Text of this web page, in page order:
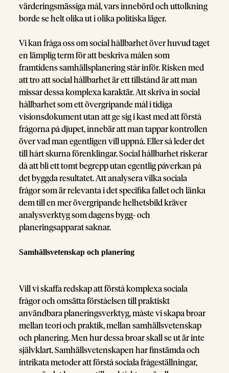
värderingsmässiga mål, vars innebörd och uttolkning
borde se helt olika ut i olika politiska läger.
Vi kan fråga oss om social hållbarhet över huvud taget
en lämplig term för att beskriva målen som
framtidens samhällsplanering står inför. Risken med
att tro att social hållbarhet är ett tillstånd är att man
missar dessa komplexa karaktär. Att skriva in social
hållbarhet som ett övergripande mål i tidiga
visionsdokument utan att ge sig i kast med att förstå
frågorna på djupet, innebär att man tappar kontrollen
över vad man egentligen vill uppnå. Eller så leder det
till hårt skurna förenklingar. Social hållbarhet riskerar
då att bli ett tomt begrepp utan egentlig påverkan på
det byggda resultatet. Att analysera vilka sociala
frågor som är relevanta i det specifika fallet och länka
dem till en mer övergripande helhetsbild kräver
analysverktyg som dagens bygg- och
planeringsapparat saknar.
Samhällsvetenskap och planering
Vill vi skaffa redskap att förstå komplexa sociala
frågor och omsätta förståelsen till praktiskt
användbara planeringsverktyg, måste vi skapa broar
mellan teori och praktik, mellan samhällsvetenskap
och planering. Men hur dessa broar skall se ut är inte
självklart. Samhällsvetenskapen har finstämda och
intrikata metoder att förstå sociala frågeställningar,